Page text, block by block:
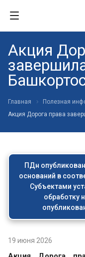
Акция
Главная Полезная
Акция Дорога права
ПДн
оснований в
Субъектами
обработку
19 июня 2026